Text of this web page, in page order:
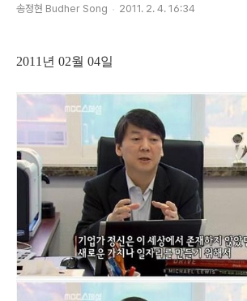
송정현 Budher Song 2011. 2. 4. 16:34
2011년 02월 04일